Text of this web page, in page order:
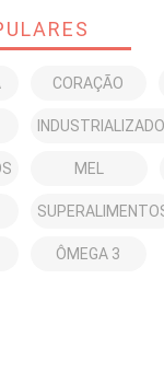
CORAÇÃO
MEL
ÔMEGA 3